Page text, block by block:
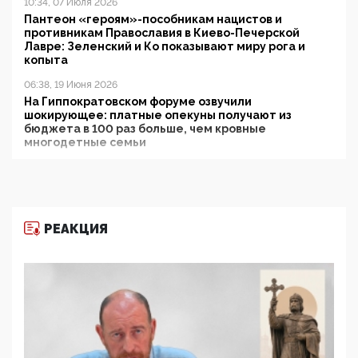
10:34, 07 Июля 2026
Пантеон «героям»-пособникам нацистов и
противникам Православия в Киево-Печерской
Лавре: Зеленский и Ко показывают миру рога и
копыта
06:38, 19 Июня 2026
На Гиппократовском форуме озвучили
шокирующее: платные опекуны получают из
бюджета в 100 раз больше, чем кровные
многодетные семьи
11:53, 09 Июня 2026
деятельность ИИТО ЮНЕСКО в России, но
цифроглобалисты продолжают определять
повестку в образовании
09:43, 01 Июня 2026
5G за счет здоровья граждан: Минцифры намерено
отобрать у регионов и муниципалитетов право
РЕАКЦИЯ